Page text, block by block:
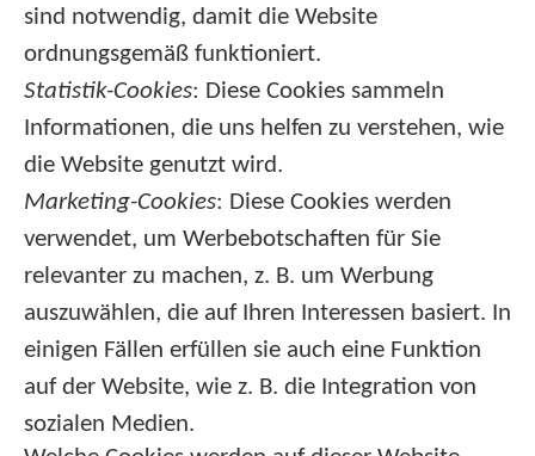
sind notwendig, damit die Website
ordnungsgemäß funktioniert.
Statistik-Cookies: Diese Cookies sammeln
Informationen, die uns helfen zu verstehen, wie
die Website genutzt wird.
Marketing-Cookies: Diese Cookies werden
verwendet, um Werbebotschaften für Sie
relevanter zu machen, z. B. um Werbung
auszuwählen, die auf Ihren Interessen basiert. In
einigen Fällen erfüllen sie auch eine Funktion
auf der Website, wie z. B. die Integration von
sozialen Medien.